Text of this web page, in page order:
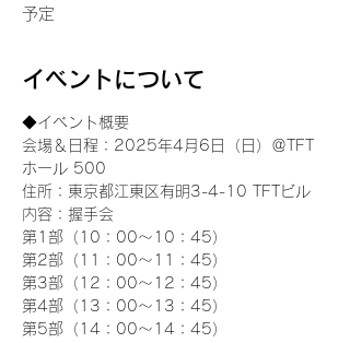
予定
イベントについて
◆イベント概要
会場＆日程：2025年4月6日（日）＠TFT
ホール 500
住所：東京都江東区有明3-4-10 TFTビル
内容：握手会
第1部（10：00～10：45）
第2部（11：00～11：45）
第3部（12：00～12：45）
第4部（13：00～13：45）
第5部（14：00～14：45）